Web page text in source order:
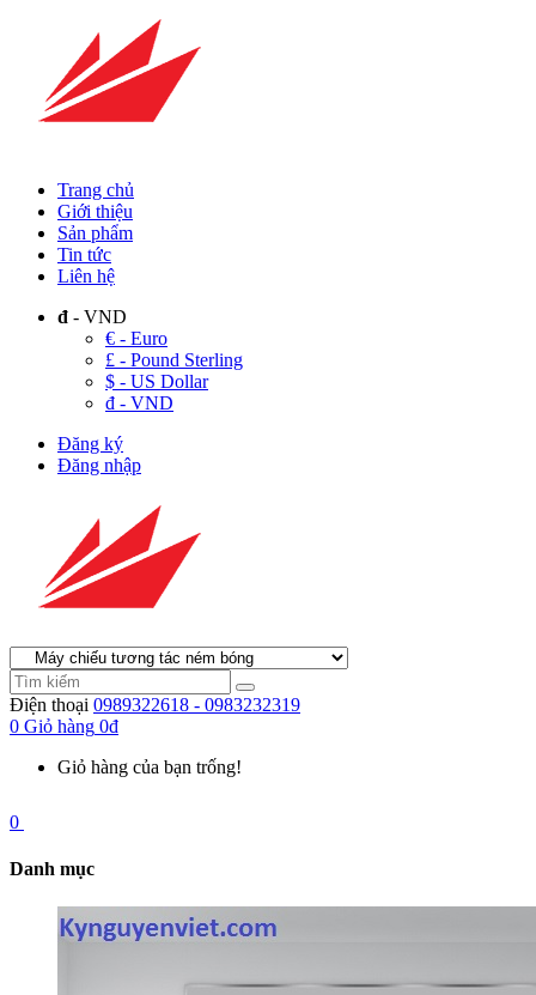
Trang chủ
Giới thiệu
Sản phẩm
Tin tức
Liên hệ
đ - VND
€ - Euro
£ - Pound Sterling
$ - US Dollar
đ - VND
Đăng ký
Đăng nhập
Điện thoại 0989322618 - 0983232319
0 Giỏ hàng 0đ
Giỏ hàng của bạn trống!
0
Danh mục